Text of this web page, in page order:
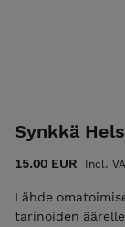
Synkkä
15.00 EUR Incl.
Lähde
tarinoiden